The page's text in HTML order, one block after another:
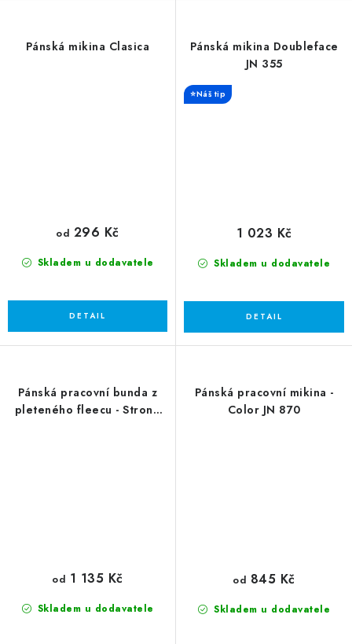
Pánská mikina Clasica
Skladem u dodavatele
od 296 Kč
Pánská mikina Doubleface
JN 355
⭐Náš tip
Skladem u dodavatele
1 023 Kč
Pánská pracovní bunda z
pleteného fleecu - Strong
Skladem u dodavatele
od 1 135 Kč
Pánská pracovní mikina -
Color JN 870
Skladem u dodavatele
od 845 Kč